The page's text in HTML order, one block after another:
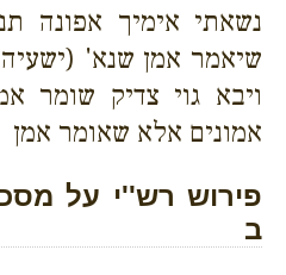
נשאתי אימיך אפונה
שיאמר אמן שנא'
ויבא גוי צדיק שומר
אמונים אלא שאומר אמן
פירוש רש''י על
ב